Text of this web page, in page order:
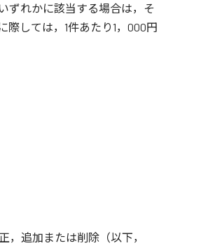
ずれかに該当する場合は，そ
しては，1件あたり1，000円
追加または削除（以下，